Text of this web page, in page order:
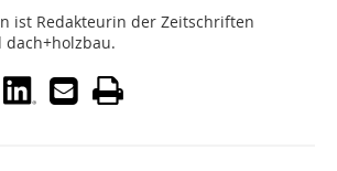
ist Redakteurin der Zeitschriften